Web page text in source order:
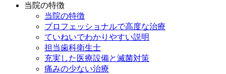
当院の特徴
当院の特徴
プロフェッショナルで高度な治療
ていねいでわかりやすい説明
担当歯科衛生士
充実した医療設備と滅菌対策
痛みの少ない治療